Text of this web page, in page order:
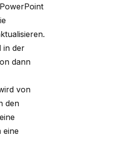
in der
dann
von
den
eine